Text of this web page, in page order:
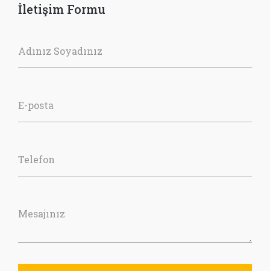
İletişim Formu
Adınız Soyadınız
E-posta
Telefon
Mesajınız